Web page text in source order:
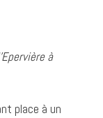
à
place à un